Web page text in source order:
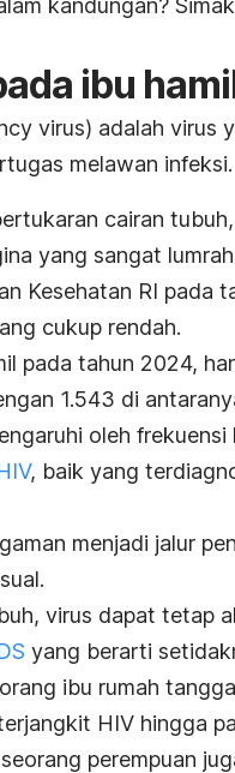
kandungan?
ibu
virus) adalah virus
melawan infeksi.
cairan
yang sangat
Kesehatan RI pada
cukup rendah.
pada tahun 2024,
1.543 di
oleh
, baik yang
menjadi jalur
virus dapat tetap
yang berarti
ibu rumah
HIV hingga
perempuan